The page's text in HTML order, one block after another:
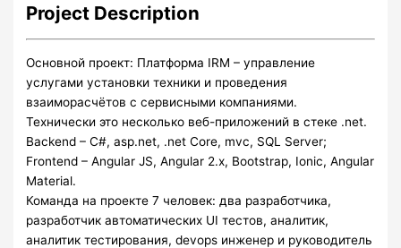
Project Description
Основной проект: Платформа IRM – управление
услугами установки техники и проведения
взаиморасчётов с сервисными компаниями.
Технически это несколько веб-приложений в стеке .net.
Backend – C#, asp.net, .net Core, mvc, SQL Server;
Frontend – Angular JS, Angular 2.x, Bootstrap, Ionic, Angular
Material.
Команда на проекте 7 человек: два разработчика,
разработчик автоматических UI тестов, аналитик,
аналитик тестирования, devops инженер и руководитель